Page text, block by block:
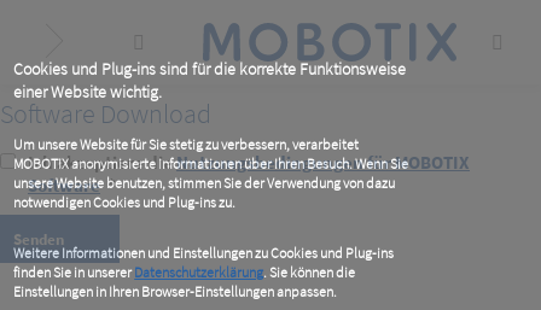
Cookies und Plug-ins sind für die korrekte Funktionsweise
einer Website wichtig.
Um unsere Website für Sie stetig zu verbessern, verarbeitet
MOBOTIX anonymisierte Informationen über Ihren Besuch. Wenn Sie
unsere Website benutzen, stimmen Sie der Verwendung von dazu
notwendigen Cookies und Plug-ins zu.
Weitere Informationen und Einstellungen zu Cookies und Plug-ins
finden Sie in unsererDatenschutzerklärung. Sie können die
Einstellungen in Ihren Browser-Einstellungen anpassen.
content
Software Download
Ich akzeptiere dieNutzungsbedingungen für MOBOTIX
Software*